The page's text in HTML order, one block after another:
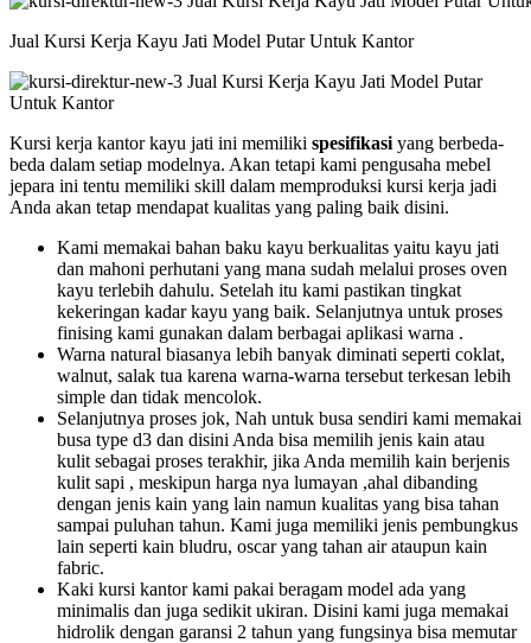
Jual Kursi Kerja Kayu Jati Model Putar Untuk Kantor
Kursi kerja kantor kayu jati ini memiliki spesifikasi yang berbeda-
beda dalam setiap modelnya. Akan tetapi kami pengusaha mebel
jepara ini tentu memiliki skill dalam memproduksi kursi kerja jadi
Anda akan tetap mendapat kualitas yang paling baik disini.
Kami memakai bahan baku kayu berkualitas yaitu kayu jati
dan mahoni perhutani yang mana sudah melalui proses oven
kayu terlebih dahulu. Setelah itu kami pastikan tingkat
kekeringan kadar kayu yang baik. Selanjutnya untuk proses
finising kami gunakan dalam berbagai aplikasi warna .
Warna natural biasanya lebih banyak diminati seperti coklat,
walnut, salak tua karena warna-warna tersebut terkesan lebih
simple dan tidak mencolok.
Selanjutnya proses jok, Nah untuk busa sendiri kami memakai
busa type d3 dan disini Anda bisa memilih jenis kain atau
kulit sebagai proses terakhir, jika Anda memilih kain berjenis
kulit sapi , meskipun harga nya lumayan ,ahal dibanding
dengan jenis kain yang lain namun kualitas yang bisa tahan
sampai puluhan tahun. Kami juga memiliki jenis pembungkus
lain seperti kain bludru, oscar yang tahan air ataupun kain
fabric.
Kaki kursi kantor kami pakai beragam model ada yang
minimalis dan juga sedikit ukiran. Disini kami juga memakai
hidrolik dengan garansi 2 tahun yang fungsinya bisa memutar